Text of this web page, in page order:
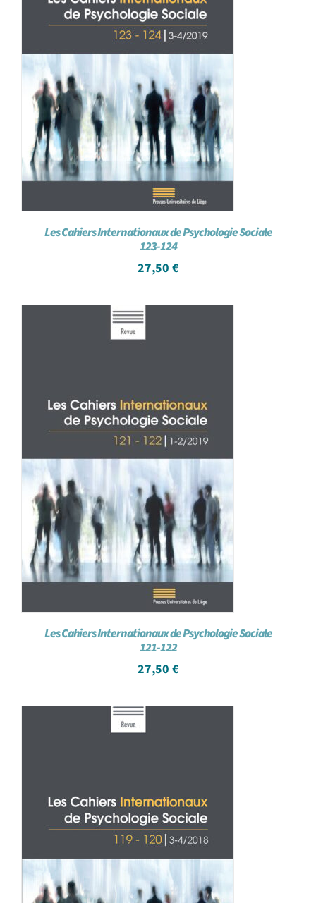
Les Cahiers Internationaux de Psychologie Sociale
123-124
27,50 €
Les Cahiers Internationaux de Psychologie Sociale
121-122
27,50 €